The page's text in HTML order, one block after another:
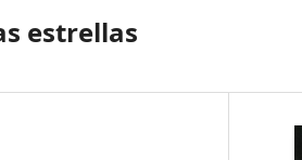
estrellas